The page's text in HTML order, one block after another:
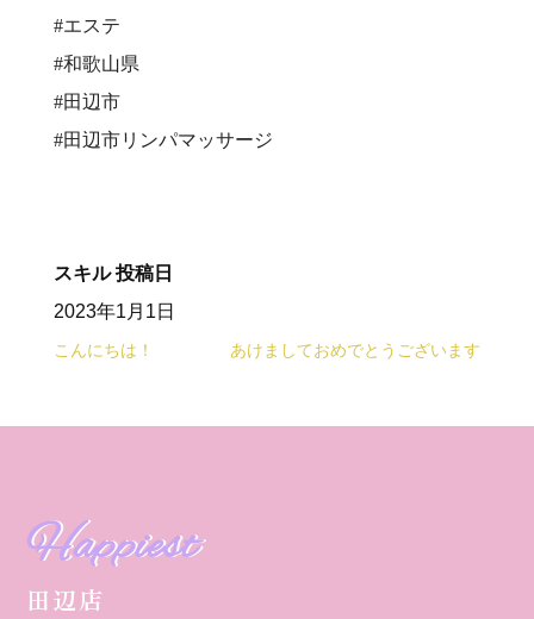
#エステ
#和歌山県
#田辺市
#田辺市リンパマッサージ
スキル 投稿日
2023年1月1日
こんにちは！ あけましておめでとうございます
Happiest
田辺店